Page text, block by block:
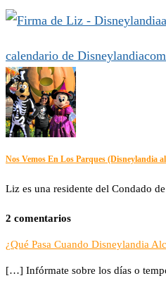
calendario de Disneylandia
Nos Vemos En Los Parques (Disneylandia
Liz es una residente del Condado
2 comentarios
¿Qué Pasa Cuando Disneylandia
[…] Infórmate sobre los días o